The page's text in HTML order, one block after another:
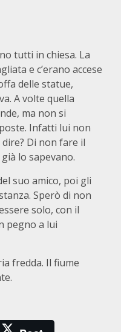
tutti in chiesa. La
e c’erano accese
delle statue,
A volte quella
ma non si
Infatti lui non
Di non fare il
lo sapevano.
suo amico, poi gli
Sperò di non
solo, con il
pegno a lui
fredda. Il fiume